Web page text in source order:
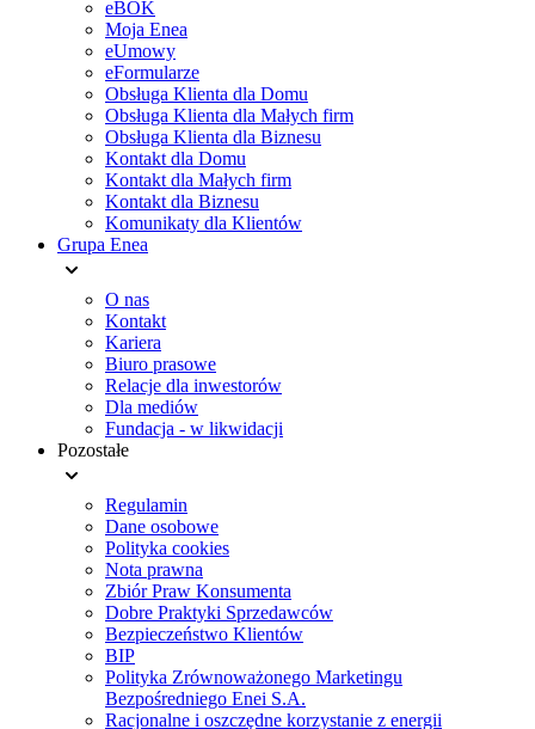
eBOK
Moja Enea
eUmowy
eFormularze
Obsługa Klienta dla Domu
Obsługa Klienta dla Małych firm
Obsługa Klienta dla Biznesu
Kontakt dla Domu
Kontakt dla Małych firm
Kontakt dla Biznesu
Komunikaty dla Klientów
Grupa Enea
O nas
Kontakt
Kariera
Biuro prasowe
Relacje dla inwestorów
Dla mediów
Fundacja - w likwidacji
Pozostałe
Regulamin
Dane osobowe
Polityka cookies
Nota prawna
Zbiór Praw Konsumenta
Dobre Praktyki Sprzedawców
Bezpieczeństwo Klientów
BIP
Polityka Zrównoważonego Marketingu
Bezpośredniego Enei S.A.
Racjonalne i oszczędne korzystanie z energii